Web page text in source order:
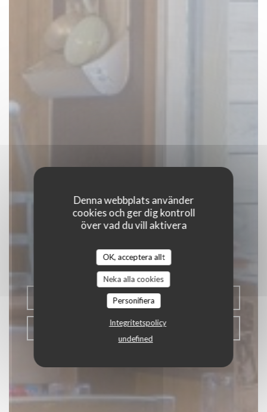
Denna webbplats använder
cookies och ger dig kontroll
över vad du vill aktivera
OK, acceptera allt
Neka alla cookies
Personifiera
Integritetspolicy
undefined
La Baguernette by
ISNOR
|CLAIRMARAIS
BOKA ETT BORD
KLICKA & HÄMTA